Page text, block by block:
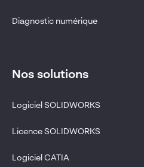
Diagnostic numérique
Nos solutions
Logiciel SOLIDWORKS
Licence SOLIDWORKS
Logiciel CATIA